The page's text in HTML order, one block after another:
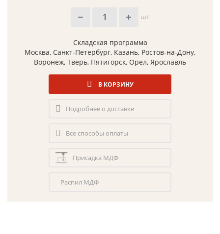
шт
Складская программа
Москва, Санкт-Петербург, Казань, Ростов-на-Дону,
Воронеж, Тверь, Пятигорск, Орел, Ярославль
В КОРЗИНУ
Подробнее о доставке
Все способы оплаты
Присадка МДФ
Распил МДФ